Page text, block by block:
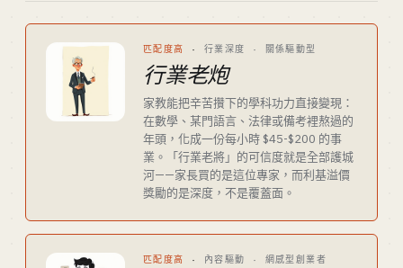
匹配度高 · 行業深度 · 關係驅動型
行業老炮
家教能把辛苦攢下的學科功力直接變現：
在數學、某門語言、法律或備考裡熬過的
年頭，化成一份每小時 $45-$200 的事
業。「行業老將」的可信度就是全部護城
河——家長買的是這位專家，而利基溢價
獎勵的是深度，不是覆蓋面。
匹配度高 · 內容驅動 · 網感型創業者